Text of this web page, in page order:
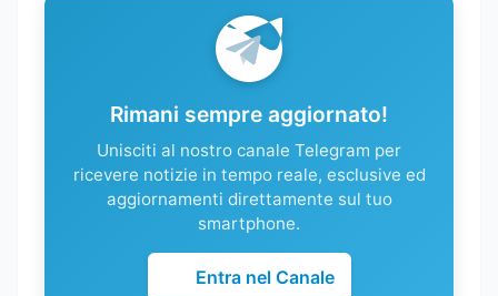
Rimani sempre aggiornato!
Unisciti al nostro canale Telegram per
ricevere notizie in tempo reale, esclusive ed
aggiornamenti direttamente sul tuo
smartphone.
Entra nel Canale